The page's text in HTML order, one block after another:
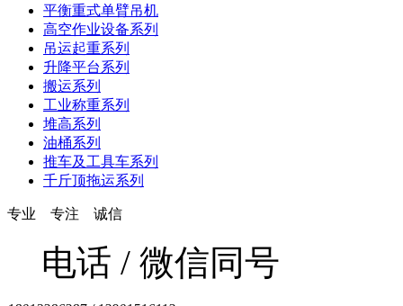
平衡重式单臂吊机
高空作业设备系列
吊运起重系列
升降平台系列
搬运系列
工业称重系列
堆高系列
油桶系列
推车及工具车系列
千斤顶拖运系列
专业 专注 诚信
电话 / 微信同号